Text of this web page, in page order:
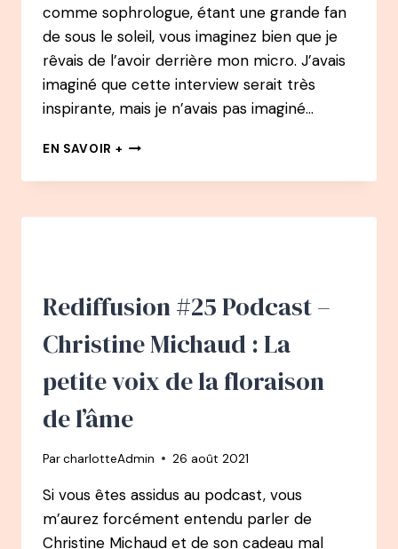
comme sophrologue, étant une grande fan
de sous le soleil, vous imaginez bien que je
rêvais de l’avoir derrière mon micro. J’avais
imaginé que cette interview serait très
inspirante, mais je n’avais pas imaginé…
EN SAVOIR + 56
BLONDIEAU
DE
ÉCRIVAIN
SOPHROLOGUE
Rediffusion #25 Podcast –
Christine Michaud : La
petite voix de la floraison
de l’âme
ParcharlotteAdmin 26 août 2021
Si vous êtes assidus au podcast, vous
m’aurez forcément entendu parler de
Christine Michaud et de son cadeau mal